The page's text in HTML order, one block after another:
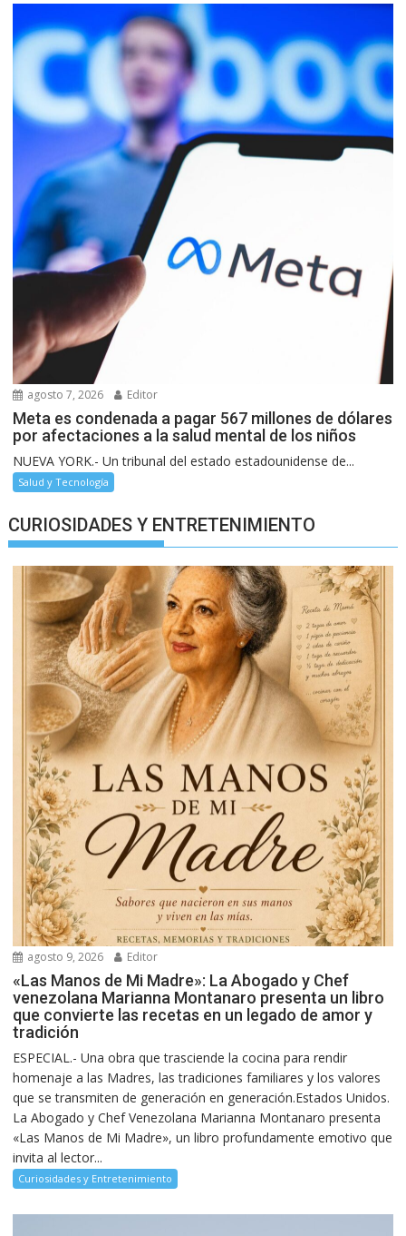
agosto 7, 2026 Editor
Meta es condenada a pagar 567 millones de dólares
por afectaciones a la salud mental de los niños
NUEVA YORK.- Un tribunal del estado estadounidense de...
Salud y Tecnología
CURIOSIDADES Y ENTRETENIMIENTO
agosto 9, 2026 Editor
«Las Manos de Mi Madre»: La Abogado y Chef
venezolana Marianna Montanaro presenta un libro
que convierte las recetas en un legado de amor y
tradición
ESPECIAL.- Una obra que trasciende la cocina para rendir
homenaje a las Madres, las tradiciones familiares y los valores
que se transmiten de generación en generación.Estados Unidos.
La Abogado y Chef Venezolana Marianna Montanaro presenta
«Las Manos de Mi Madre», un libro profundamente emotivo que
invita al lector...
Curiosidades y Entretenimiento